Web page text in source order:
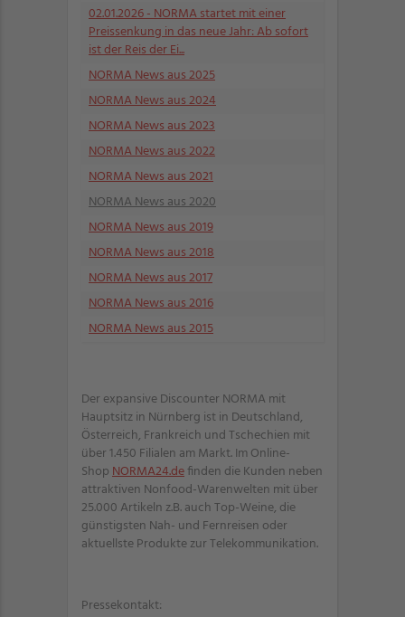
02.01.2026- NORMA startet mit einer
Preissenkung in das neue Jahr: Ab sofort
ist der Reis der Ei...
NORMA News aus 2025
NORMA News aus 2024
NORMA News aus 2023
NORMA News aus 2022
NORMA News aus 2021
NORMA News aus 2020
NORMA News aus 2019
NORMA News aus 2018
NORMA News aus 2017
NORMA News aus 2016
NORMA News aus 2015
Der expansive Discounter NORMA mit
Hauptsitz in Nürnberg ist in Deutschland,
Österreich, Frankreich und Tschechien mit
über 1.450 Filialen am Markt. Im Online-
ShopNORMA24.definden die Kunden neben
attraktiven Nonfood-Warenwelten mit über
25.000 Artikeln z.B. auch Top-Weine, die
günstigsten Nah- und Fernreisen oder
aktuellste Produkte zur Telekommunikation.
Pressekontakt: